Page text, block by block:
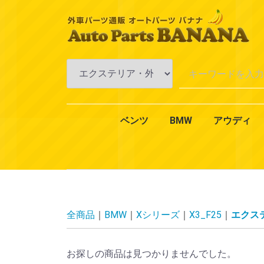
ベンツ
エン
エン
冷却
AC・
ミッ
アク
オイ
エク
イン
BMW アウディ
全商品 BMW Xシリーズ X3_F25 エクス
お探しの商品は見つかりませんでした。